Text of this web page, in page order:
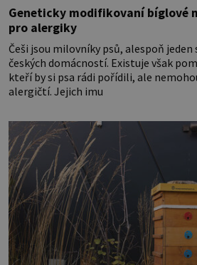
Geneticky modifikovaní bíglové
pro alergiky
Češi jsou milovníky psů, alespoň jeden
českých domácností. Existuje však
kteří by si psa rádi pořídili, ale
alergičtí. Jejich imu